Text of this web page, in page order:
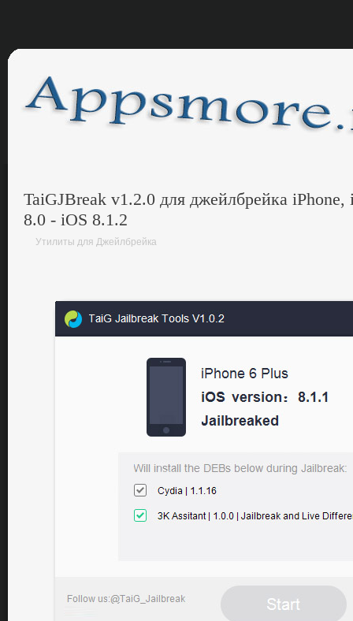
TaiGJBreak v1.2.0 для джейлбрейка iPhone,
8.0 - iOS 8.1.2
Утилиты для Джейлбрейка